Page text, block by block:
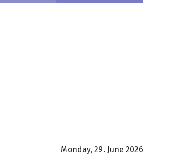
Monday, 29. June 2026